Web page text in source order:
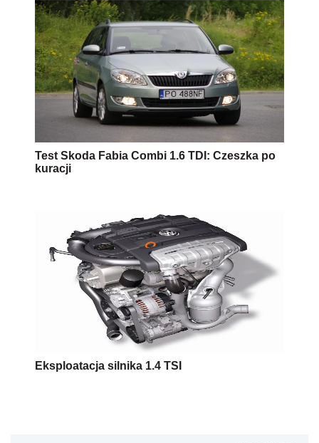
Test Skoda Fabia Combi 1.6 TDI: Czeszka po
kuracji
Eksploatacja silnika 1.4 TSI